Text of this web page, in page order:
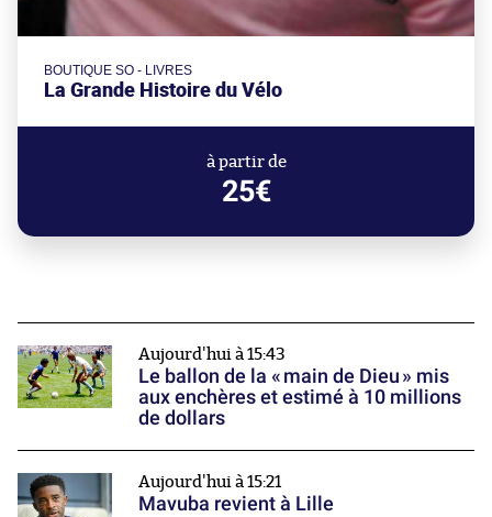
BOUTIQUE SO - LIVRES
La Grande Histoire du Vélo
à partir de
25€
Aujourd'hui à 15:43
Le ballon de la « main de Dieu » mis
aux enchères et estimé à 10 millions
de dollars
Aujourd'hui à 15:21
Mavuba revient à Lille